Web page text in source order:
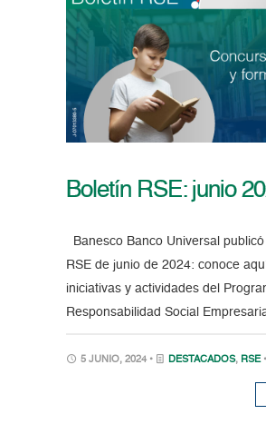
Boletín RSE: junio
Banesco Banco Universal
RSE de junio de 2024: conoce
iniciativas y actividades del
Responsabilidad Social
5 JUNIO, 2024 • DESTACADOS, RSE